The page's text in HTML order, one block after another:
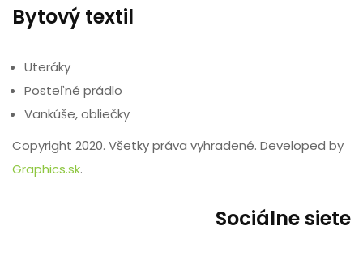
Bytový textil
Uteráky
Posteľné prádlo
Vankúše, obliečky
Copyright 2020. Všetky práva vyhradené. Developed by
Graphics.sk.
Sociálne siete